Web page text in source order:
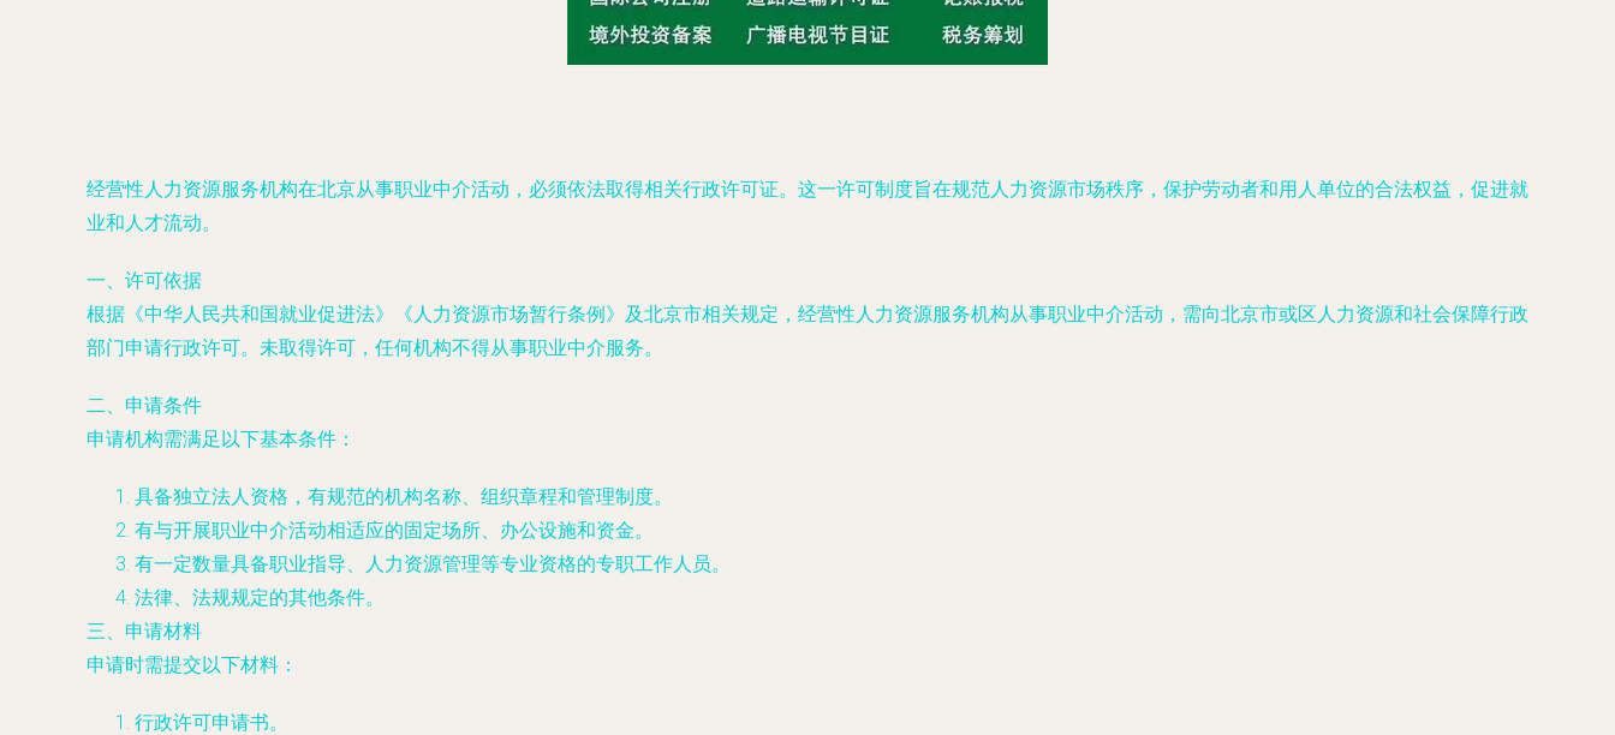
经营性人力资源服务机构在北京从事职业中介活动，必须依法取得相关行政许可证。这一许可制度旨在规范人力资源市场秩序，保护劳动者和用人单位的合法权益，促进就
业和人才流动。
一、许可依据
根据《中华人民共和国就业促进法》《人力资源市场暂行条例》及北京市相关规定，经营性人力资源服务机构从事职业中介活动，需向北京市或区人力资源和社会保障行政
部门申请行政许可。未取得许可，任何机构不得从事职业中介服务。
二、申请条件
申请机构需满足以下基本条件：
具备独立法人资格，有规范的机构名称、组织章程和管理制度。
有与开展职业中介活动相适应的固定场所、办公设施和资金。
有一定数量具备职业指导、人力资源管理等专业资格的专职工作人员。
法律、法规规定的其他条件。
三、申请材料
申请时需提交以下材料：
行政许可申请书。